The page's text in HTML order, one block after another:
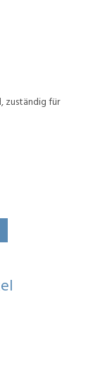
zuständig für